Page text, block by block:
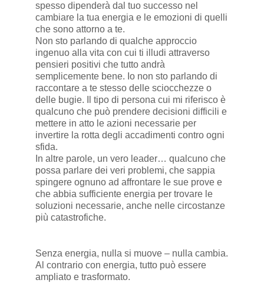
spesso dipenderà dal tuo successo nel
cambiare la tua energia e le emozioni di quelli
che sono attorno a te.
Non sto parlando di qualche approccio
ingenuo alla vita con cui ti illudi attraverso
pensieri positivi che tutto andrà
semplicemente bene. Io non sto parlando di
raccontare a te stesso delle sciocchezze o
delle bugie. Il tipo di persona cui mi riferisco è
qualcuno che può prendere decisioni difficili e
mettere in atto le azioni necessarie per
invertire la rotta degli accadimenti contro ogni
sfida.
In altre parole, un vero leader… qualcuno che
possa parlare dei veri problemi, che sappia
spingere ognuno ad affrontare le sue prove e
che abbia sufficiente energia per trovare le
soluzioni necessarie, anche nelle circostanze
più catastrofiche.
Senza energia, nulla si muove – nulla cambia.
Al contrario con energia, tutto può essere
ampliato e trasformato.